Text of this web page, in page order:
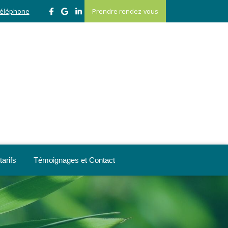
Prendre rendez-vous
Témoignages et Contact